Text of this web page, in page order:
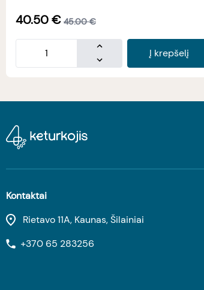
40.50€ 45.00 €
Į krepšelį
Kontaktai
Rietavo 11A, Kaunas, Šilainiai
+370 65 283256